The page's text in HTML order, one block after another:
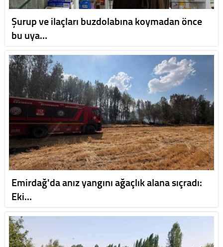
Şurup ve ilaçları buzdolabına koymadan önce
bu uya…
Emirdağ'da anız yangını ağaçlık alana sıçradı:
Eki…